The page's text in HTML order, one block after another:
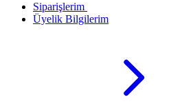
Siparişlerim
Üyelik Bilgilerim